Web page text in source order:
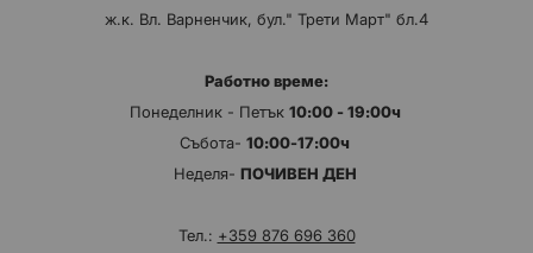
ж.к. Вл. Варненчик, бул." Трети Март" бл.4
Работно време:
Понеделник - Петък 10:00 - 19:00ч
Събота- 10:00-17:00ч
Неделя- ПОЧИВЕН ДЕН
Тел.: +359 876 696 360